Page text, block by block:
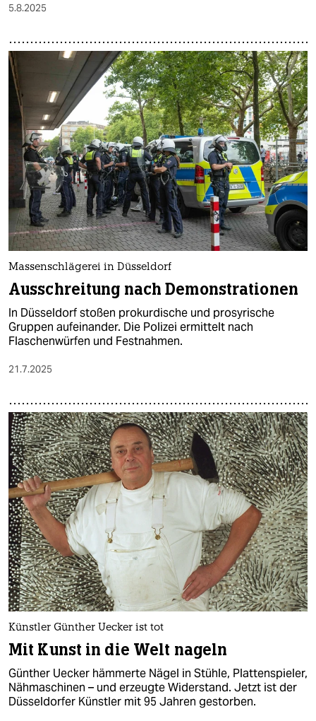
5.8.2025
Massenschlägerei in Düsseldorf
Ausschreitung nach Demonstrationen
In Düsseldorf stoßen prokurdische und prosyrische
Gruppen aufeinander. Die Polizei ermittelt nach
Flaschenwürfen und Festnahmen.
21.7.2025
Künstler Günther Uecker ist tot
Mit Kunst in die Welt nageln
Günther Uecker hämmerte Nägel in Stühle, Plattenspieler,
Nähmaschinen – und erzeugte Widerstand. Jetzt ist der
Düsseldorfer Künstler mit 95 Jahren gestorben.